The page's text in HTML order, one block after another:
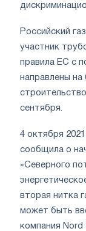
Российский
участник
правила ЕС с
направлены на
сентября.
4 октября
сообщила о
«Северного
вторая нитка
может быть
компания Nord